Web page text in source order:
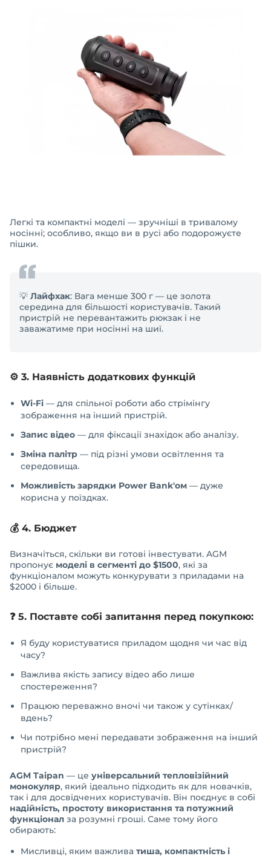
Легкі та компактні моделі — зручніші в тривалому
носінні; особливо, якщо ви в русі або подорожуєте
пішки.
💡 Лайфхак: Вага менше 300 г — це золота
середина для більшості користувачів. Такий
пристрій не перевантажить рюкзак і не
заважатиме при носінні на шиї.
⚙️ 3. Наявність додаткових функцій
Wi-Fi — для спільної роботи або стрімінгу
зображення на інший пристрій.
Запис відео — для фіксації знахідок або аналізу.
Зміна палітр — під різні умови освітлення та
середовища.
Можливість зарядки Power Bank'ом — дуже
корисна у поїздках.
💰 4. Бюджет
Визначіться, скільки ви готові інвестувати. AGM
пропонує моделі в сегменті до $1500, які за
функціоналом можуть конкурувати з приладами на
$2000 і більше.
❓ 5. Поставте собі запитання перед покупкою:
Я буду користуватися приладом щодня чи час від
часу?
Важлива якість запису відео або лише
спостереження?
Працюю переважно вночі чи також у сутінках/
вдень?
Чи потрібно мені передавати зображення на інший
пристрій?
AGM Taipan — це універсальний тепловізійний
монокуляр, який ідеально підходить як для новачків,
так і для досвідчених користувачів. Він поєднує в собі
надійність, простоту використання та потужний
функціонал за розумні гроші. Саме тому його
обирають:
Мисливці, яким важлива тиша, компактність і